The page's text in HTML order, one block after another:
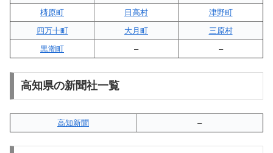
梼原町
日高村
津野町
四万十町
大月町
三原村
黒潮町
– –
高知県の新聞社一覧
高知新聞 –